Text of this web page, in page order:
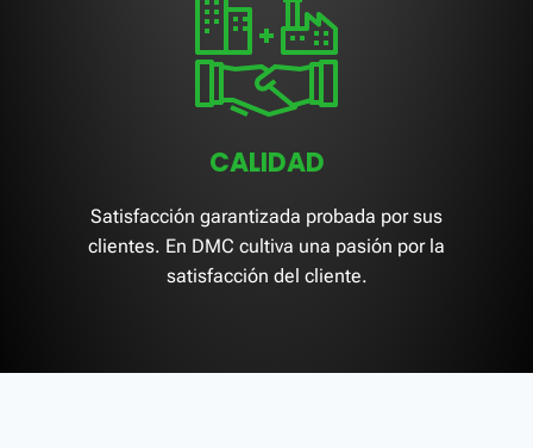
CALIDAD
Satisfacción garantizada probada por sus
clientes. En DMC cultiva una pasión por la
satisfacción del cliente.